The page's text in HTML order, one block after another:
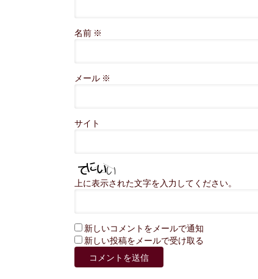
名前 ※
メール ※
サイト
上に表示された文字を入力してください。
新しいコメントをメールで通知
新しい投稿をメールで受け取る